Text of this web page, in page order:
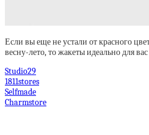
Если вы еще не устали от красного
весну-лето, то жакеты идеально для
Studio29
1811stores
Selfmade
Charmstore